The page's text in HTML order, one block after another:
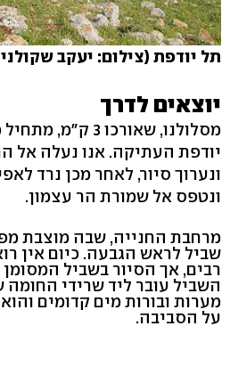
תל יודפת (צילום: יעקב
יוצאים לדרך
מסלולנו, שאורכו
יודפת העתיקה. אנו נעלה אל
ונערוך סיור, לאחר מכן נרד
ונטפס אל שמורת הר עצמון.
מרחבת החנייה, שבה מוצבת
שביל לראש הגבעה. כיום אין
רבים, אך הסיור בשביל
השביל עובר ליד שרידי
מערות ובורות מים קדומים
על הסביבה.